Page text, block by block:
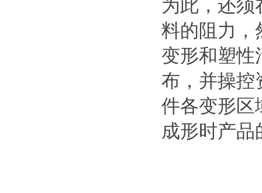
为此，还须
料的阻力，
变形和塑性
布，并操控
件各变形区
成形时产